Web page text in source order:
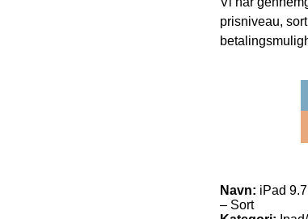
prisniveau,
Navn: iPad
– Sort